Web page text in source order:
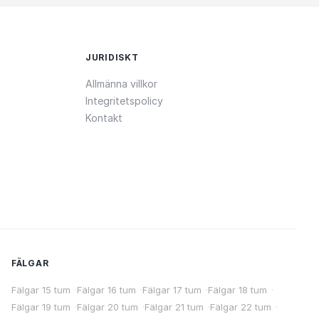
JURIDISKT
Allmänna villkor
Integritetspolicy
Kontakt
FÄLGAR
Fälgar 15 tum ·Fälgar 16 tum ·Fälgar 17 tum ·Fälgar 18 tum ·
Fälgar 19 tum ·Fälgar 20 tum ·Fälgar 21 tum ·Fälgar 22 tum ·